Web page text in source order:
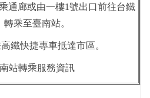
通廊或由一樓1號出口前往台鐵
乘至臺南站。
鐵快捷專車抵達市區。
站轉乘服務資訊